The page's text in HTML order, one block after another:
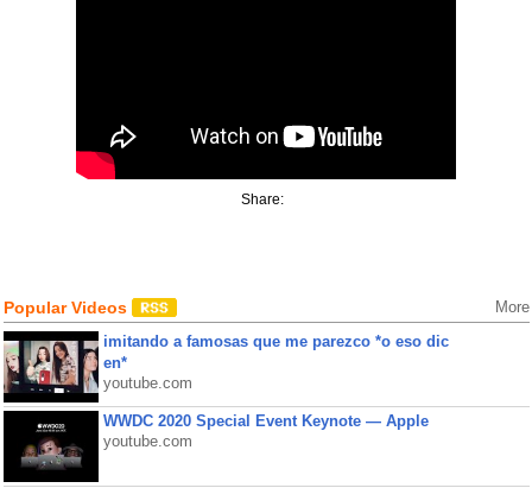
Share:
Popular Videos More
imitando a famosas que me parezco *o eso dic
en*
youtube.com
WWDC 2020 Special Event Keynote — Apple
youtube.com